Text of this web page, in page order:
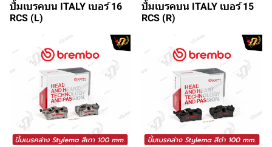
ปั้มเบรคบน ITALY เบอร์ 16
RCS (L)
ปั้มเบรคบน ITALY เบอร์ 15
RCS (R)